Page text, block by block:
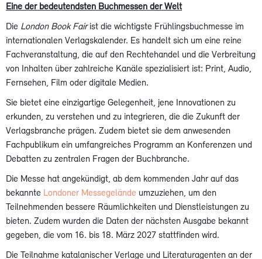
Eine der bedeutendsten Buchmessen der Welt
Die London Book Fairist die wichtigste Frühlingsbuchmesse im
internationalen Verlagskalender. Es handelt sich um eine reine
Fachveranstaltung, die auf den Rechtehandel und die Verbreitung
von Inhalten über zahlreiche Kanäle spezialisiert ist: Print, Audio,
Fernsehen, Film oder digitale Medien.
Sie bietet eine einzigartige Gelegenheit, jene Innovationen zu
erkunden, zu verstehen und zu integrieren, die die Zukunft der
Verlagsbranche prägen. Zudem bietet sie dem anwesenden
Fachpublikum ein umfangreiches Programm an Konferenzen und
Debatten zu zentralen Fragen der Buchbranche.
Die Messe hat angekündigt, ab dem kommenden Jahr auf das
bekannte Londoner Messegelände umzuziehen, um den
Teilnehmenden bessere Räumlichkeiten und Dienstleistungen zu
bieten. Zudem wurden die Daten der nächsten Ausgabe bekannt
gegeben, die vom 16. bis 18. März 2027 stattfinden wird.
Die Teilnahme katalanischer Verlage und Literaturagenten an der